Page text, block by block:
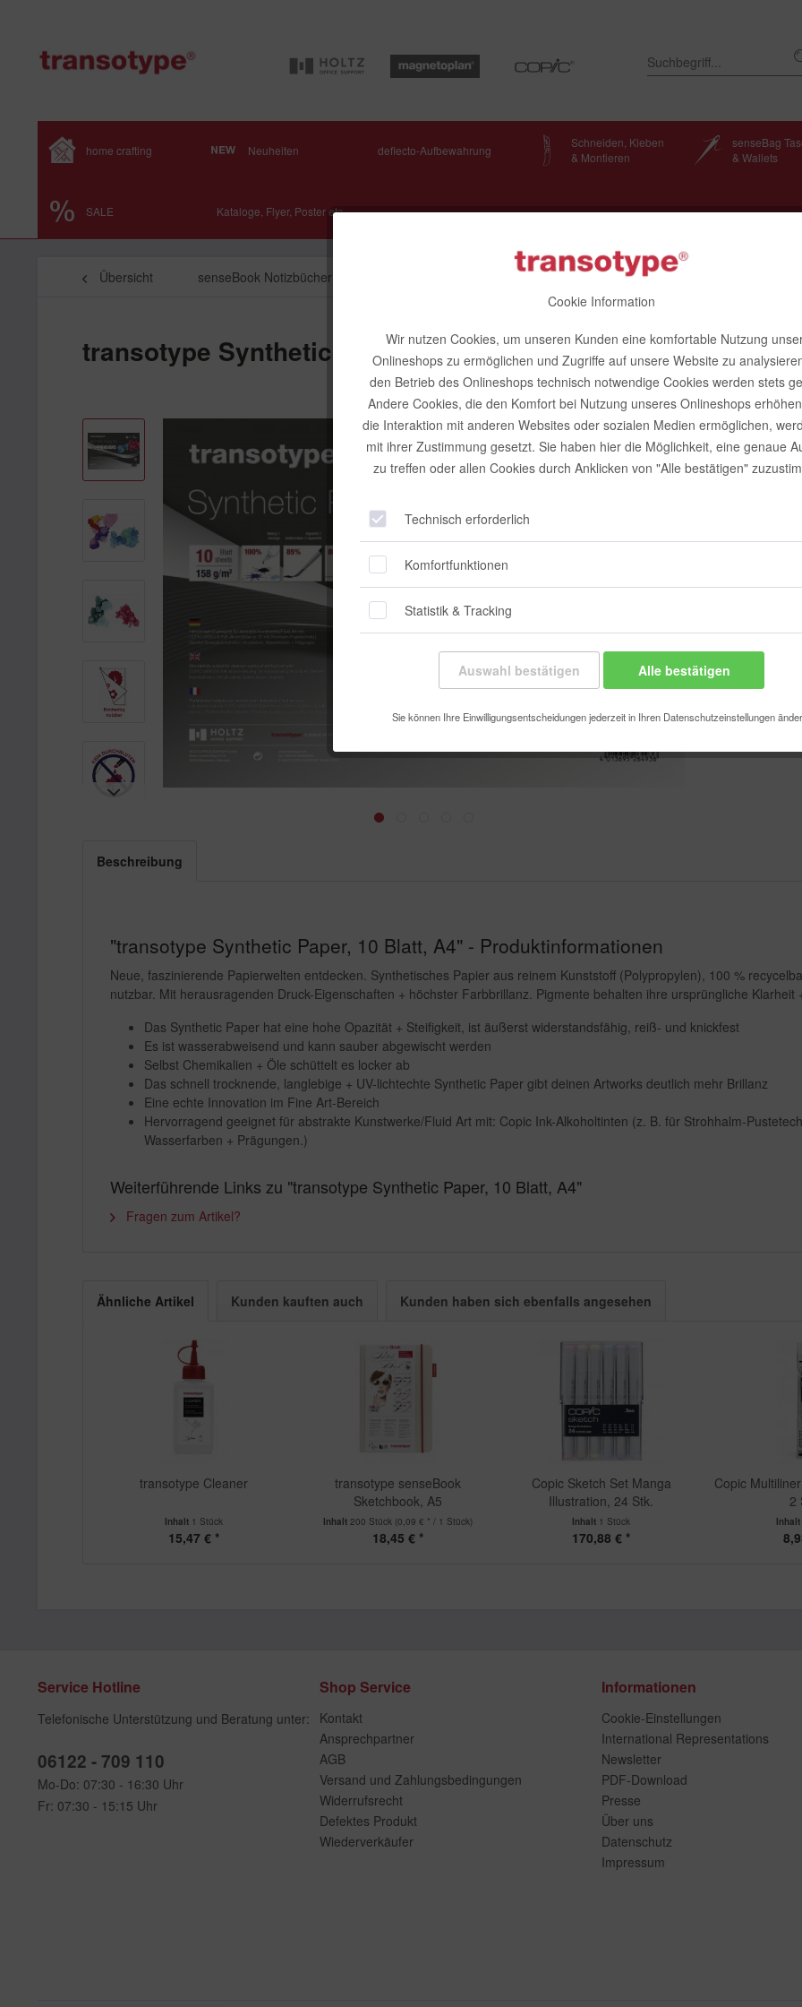
home crafting Neuheiten deflecto-Aufbewahrung
Schneiden, Kleben
& Montieren
senseBag
& Wallets
SALE Kataloge, Flyer, Poster etc.
Cookie Information
Wir nutzen Cookies, um unseren Kunden eine komfortable Nutzung
Onlineshops zu ermöglichen und Zugriffe auf unsere Website zu
den Betrieb des Onlineshops technisch notwendige Cookies werden stets
Andere Cookies, die den Komfort bei Nutzung unseres Onlineshops
die Interaktion mit anderen Websites oder sozialen Medien ermöglichen,
mit ihrer Zustimmung gesetzt. Sie haben hier die Möglichkeit, eine genaue
zu treffen oder allen Cookies durch Anklicken von "Alle bestätigen"
Technisch erforderlich
Komfortfunktionen
Statistik & Tracking
Auswahl bestätigen Alle bestätigen
Sie können Ihre Einwilligungsentscheidungen jederzeit in Ihren Datenschutzeinstellungen
Übersicht senseBook Notizbücher & Zeichenpapier Layoutmarker-Papier
transotype Synthetic Paper, 10 Blatt, A4
17,85
Inhalt:10
inkl. MwSt.
Sofort
Merken
Artikel-Nr.:
Beschreibung
"transotype Synthetic Paper, 10 Blatt, A4" - Produktinformationen
Neue, faszinierende Papierwelten entdecken. Synthetisches Papier aus reinem Kunststoff (Polypropylen), 100 %
nutzbar. Mit herausragenden Druck-Eigenschaften + höchster Farbbrillanz. Pigmente behalten ihre ursprüngliche Klarheit
Das Synthetic Paper hat eine hohe Opazität + Steifigkeit, ist äußerst widerstandsfähig, reiß- und knickfest
Es ist wasserabweisend und kann sauber abgewischt werden
Selbst Chemikalien + Öle schüttelt es locker ab
Das schnell trocknende, langlebige + UV-lichtechte Synthetic Paper gibt deinen Artworks deutlich mehr Brillanz
Eine echte Innovation im Fine Art-Bereich
Hervorragend geeignet für abstrakte Kunstwerke/Fluid Art mit: Copic Ink-Alkoholtinten (z. B. für Strohhalm-
Wasserfarben + Prägungen.)
Weiterführende Links zu "transotype Synthetic Paper, 10 Blatt, A4"
Fragen zum Artikel?
Ähnliche Artikel Kunden kauften auch Kunden haben sich ebenfalls angesehen
transotype Cleaner
Inhalt 1 Stück
15,47 € *
transotype senseBook
Sketchbook, A5
Inhalt 200 Stück (0,09 € * / 1 Stück)
18,45 € *
Copic Sketch Set Manga
Illustration, 24 Stk.
Inhalt 1 Stück
170,88 € *
Copic
2
Inhalt
Service Hotline
Telefonische Unterstützung und Beratung unter:
06122 - 709 110
Mo-Do: 07:30 - 16:30 Uhr
Fr: 07:30 - 15:15 Uhr
Shop Service
Kontakt
Ansprechpartner
AGB
Versand und Zahlungsbedingungen
Widerrufsrecht
Defektes Produkt
Wiederverkäufer
Informationen
Cookie-Einstellungen
International Representations
Newsletter
PDF-Download
Presse
Über uns
Datenschutz
Impressum